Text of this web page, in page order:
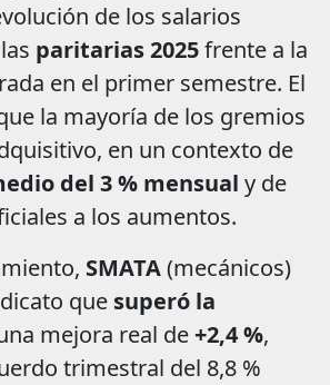
de los salarios
paritarias 2025frente a la
en el primer semestre. El
la mayoría de los gremios
en un contexto de
del 3 % mensual y de
a los aumentos.
SMATA(mecánicos)
que superó la
mejora real de+2,4 %,
trimestral del 8,8 %